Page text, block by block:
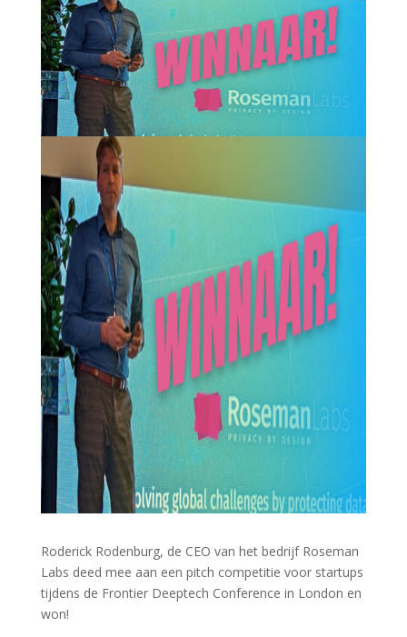
Roderick Rodenburg, de CEO van het bedrijf Roseman
Labs deed mee aan een pitch competitie voor startups
tijdens de Frontier Deeptech Conference in London en
won!